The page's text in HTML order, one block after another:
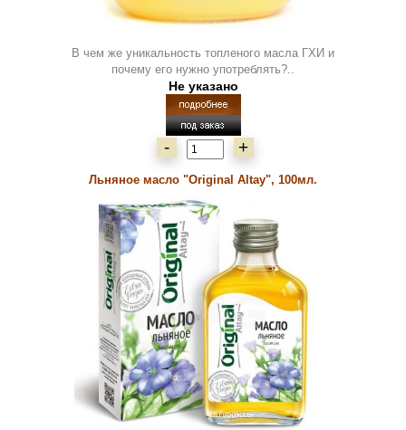
В чем же уникальность топленого масла ГХИ и
почему его нужно употреблять?..
Не указано
- +
Льняное масло "Original Altay", 100мл.